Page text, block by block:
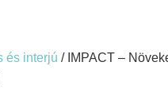
és interjú / IMPACT –